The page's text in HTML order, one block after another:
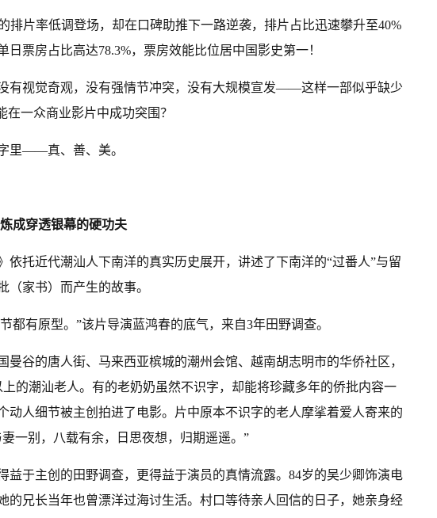
排片率低调登场，却在口碑助推下一路逆袭，排片占比迅速攀升至40%
日票房占比高达78.3%，票房效能比位居中国影史第一！
有视觉奇观，没有强情节冲突，没有大规模宣发——这样一部似乎缺少
在一众商业影片中成功突围？
里——真、善、美。
炼成穿透银幕的硬功夫
依托近代潮汕人下南洋的真实历史展开，讲述了下南洋的“过番人”与留
（家书）而产生的故事。
都有原型。”该片导演蓝鸿春的底气，来自3年田野调查。
曼谷的唐人街、马来西亚槟城的潮州会馆、越南胡志明市的华侨社区，
上的潮汕老人。有的老奶奶虽然不识字，却能将珍藏多年的侨批内容一
动人细节被主创拍进了电影。片中原本不识字的老人摩挲着爱人寄来的
一别，八载有余，日思夜想，归期遥遥。”
益于主创的田野调查，更得益于演员的真情流露。84岁的吴少卿饰演电
的兄长当年也曾漂洋过海讨生活。村口等待亲人回信的日子，她亲身经